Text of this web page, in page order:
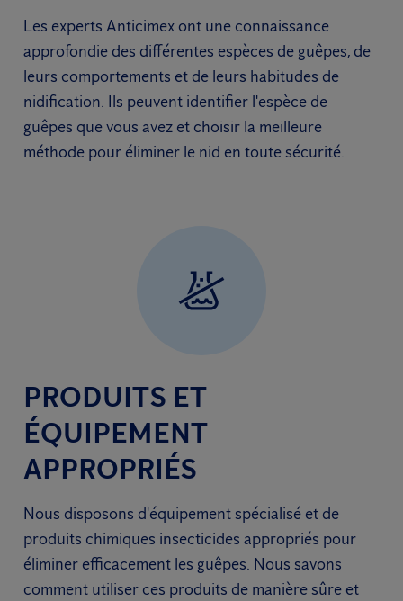
Les experts Anticimex ont une connaissance
approfondie des différentes espèces de guêpes, de
leurs comportements et de leurs habitudes de
nidification. Ils peuvent identifier l'espèce de
guêpes que vous avez et choisir la meilleure
méthode pour éliminer le nid en toute sécurité.
PRODUITS ET
ÉQUIPEMENT
APPROPRIÉS
Nous disposons d'équipement spécialisé et de
produits chimiques insecticides appropriés pour
éliminer efficacement les guêpes. Nous savons
comment utiliser ces produits de manière sûre et